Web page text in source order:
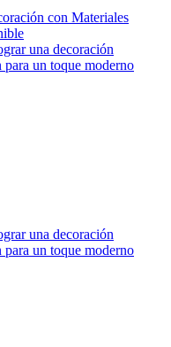
con Materiales
una decoración
para un toque moderno
una decoración
para un toque moderno